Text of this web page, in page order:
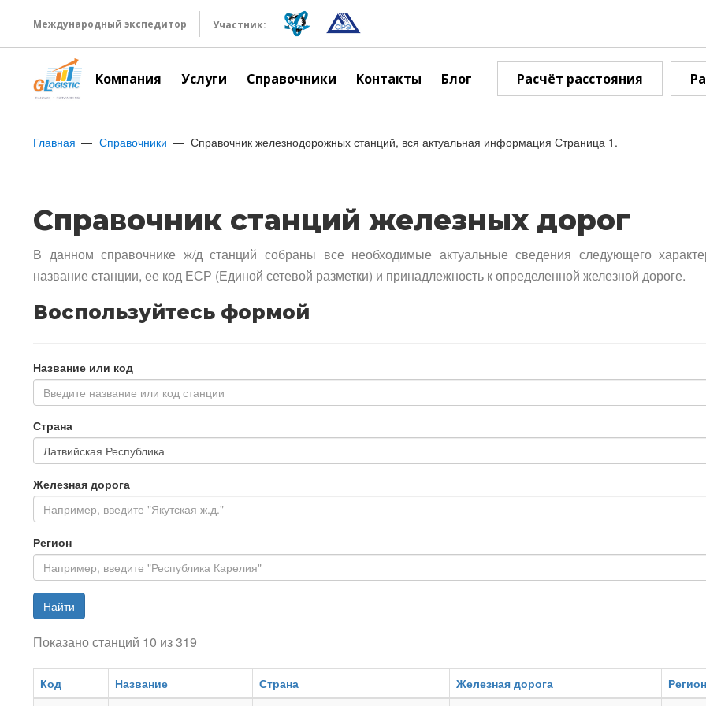
Международный экспедитор Участник:
Компания Услуги Справочники Контакты Блог Расчёт расстояния
Главная Справочники Справочник железнодорожных станций, вся актуальная информация Страница 1.
Справочник станций железных дорог
В данном справочнике ж/д станций собраны все необходимые актуальные сведения следующего
название станции, ее код ЕСР (Единой сетевой разметки) и принадлежность к определенной железной дороге.
Воспользуйтесь формой
Название или код
Введите название или код станции
Страна
Железная дорога
Регион
Найти
Показано станций 10 из 319
Код Название Страна Железная дорога
Регион